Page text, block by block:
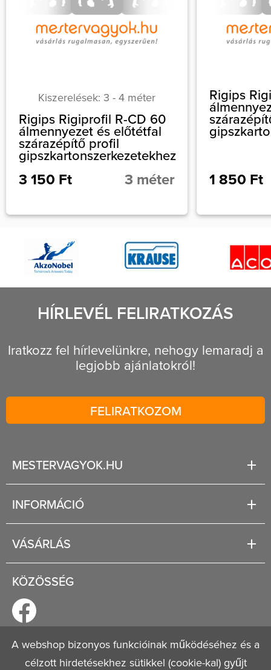
Kiszerelések: 3 - 4 méter
Rigips Rigiprofil R-CD 60
álmennyezet és előtétfal
szárazépítő profil
gipszkartonszerkezetekhez
3 150 Ft 3 méter
Rigips
1 850 Ft
HÍRLEVÉL FELIRATKOZÁS
Iratkozz fel hírlevelünkre, nehogy lemaradj a
legjobb ajánlatokról!
FELIRATKOZOM
MESTERVAGYOK.HU
INFORMÁCIÓ
Jogi tudnivalók
Általános szerződési feltételek
Adatvédelmi nyilatkozat
VÁSÁRLÁS
Regisztráció
KÖZÖSSÉG
© 2026Mestervagyok.hu
A webshop bizonyos funkcióinak működéséhez és a
célzott hirdetésekhez sütikkel (cookie-kal) gyűjt